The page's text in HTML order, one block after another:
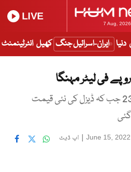
7 Aug, 2026
LIVE
دنیا ایران-اسرائیل جنگ کھیل انٹرٹینمنٹ
پیٹرول کی نئی قیمت 233 جب کہ ڈیزل کی نئی قیمت
June 15,
| اپ ڈیٹ